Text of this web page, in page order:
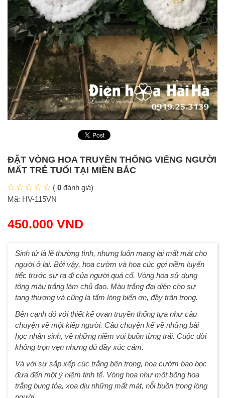
ĐẶT VÒNG HOA TRUYỀN THỐNG VIẾNG NGƯỜI
MẤT TRẺ TUỔI TẠI MIỀN BẮC
( 0 đánh giá)
Mã: HV-115VN
450.000 VND
Sinh tử là lẽ thường tình, nhưng luôn mang lại mất mát cho
người ở lại. Bởi vậy, hoa cườm và hoa cúc gợi niềm luyến
tiếc trước sự ra đi của người quá cố. Vòng hoa sử dụng
tông màu trắng làm chủ đạo. Màu trắng đại diện cho sự
tang thương và cũng là tấm lòng biến ơn, đầy trân trọng.
Bên cạnh đó với thiết kế ovan truyền thống tựa như câu
chuyện về một kiếp người. Câu chuyện kể về những bài
học nhân sinh, về những niềm vui buồn từng trải. Cuộc đời
không trọn vẹn nhưng đủ đầy xúc cảm.
Và với sự sắp xếp cúc trắng bên trong, hoa cườm bao bọc
đưa đến một ý niệm tinh tế. Vòng hoa như một bông hoa
trắng bung tỏa, xoa dịu những mất mát, nỗi buồn trong lòng